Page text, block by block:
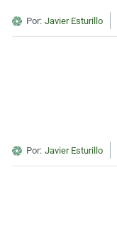
Por: Javier Esturillo
Por: Javier Esturillo